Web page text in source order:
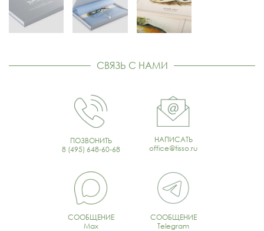
СВЯЗЬ С НАМИ
ПОЗВОНИТЬ
8 (495) 648-60-68
НАПИСАТЬ
office@tisso.ru
СООБЩЕНИЕ
Max
СООБЩЕНИЕ
Telegram